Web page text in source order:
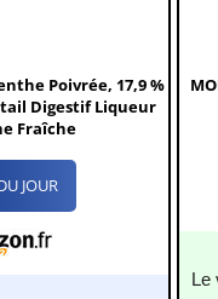
Poivrée, 17,9 %
Digestif Liqueur
Fraîche
JOUR
Le